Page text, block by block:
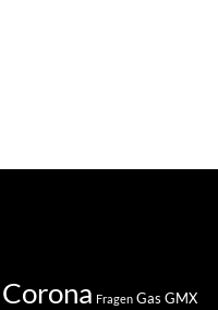
Corona Fragen Gas GMX